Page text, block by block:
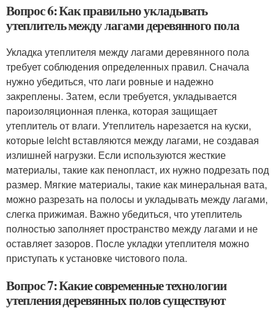
Вопрос 6: Как правильно укладывать
утеплитель между лагами деревянного пола
Укладка утеплителя между лагами деревянного пола
требует соблюдения определенных правил. Сначала
нужно убедиться, что лаги ровные и надежно
закреплены. Затем, если требуется, укладывается
пароизоляционная пленка, которая защищает
утеплитель от влаги. Утеплитель нарезается на куски,
которые leicht вставляются между лагами, не создавая
излишней нагрузки. Если используются жесткие
материалы, такие как пенопласт, их нужно подрезать под
размер. Мягкие материалы, такие как минеральная вата,
можно разрезать на полосы и укладывать между лагами,
слегка прижимая. Важно убедиться, что утеплитель
полностью заполняет пространство между лагами и не
оставляет зазоров. После укладки утеплителя можно
приступать к установке чистового пола.
Вопрос 7: Какие современные технологии
утепления деревянных полов существуют